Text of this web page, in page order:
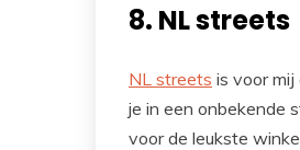
8. NL streets
NL streets is voor
je in een onbekende
voor de leukste